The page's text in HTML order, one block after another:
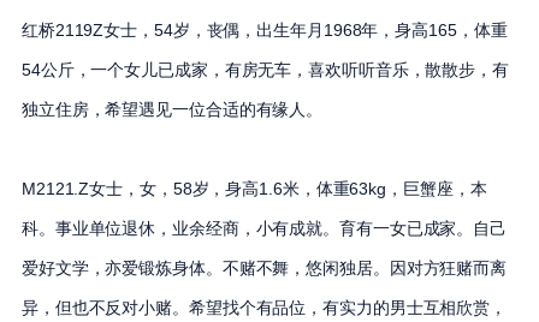
红桥2119Z女士，54岁，丧偶，出生年月1968年，身高165，体重
54公斤，一个女儿已成家，有房无车，喜欢听听音乐，散散步，有
独立住房，希望遇见一位合适的有缘人。
M2121.Z女士，女，58岁，身高1.6米，体重63kg，巨蟹座，本
科。事业单位退休，业余经商，小有成就。育有一女已成家。自己
爱好文学，亦爱锻炼身体。不赌不舞，悠闲独居。因对方狂赌而离
异，但也不反对小赌。希望找个有品位，有实力的男士互相欣赏，